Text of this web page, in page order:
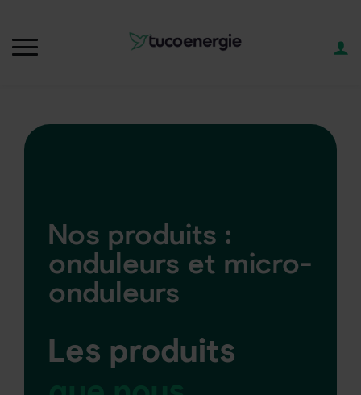
Nos produits :
onduleurs et micro-
onduleurs
Les produits